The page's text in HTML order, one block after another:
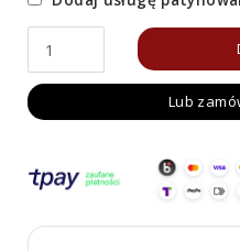
ilość
Fontanna
Corten
FC1
Lub